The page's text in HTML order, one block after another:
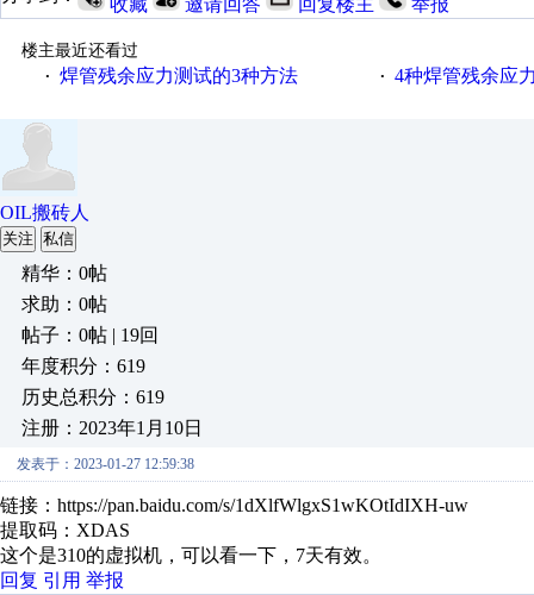
收藏 邀请回答 回复楼主 举报
楼主最近还看过
· 焊管残余应力测试的3种方法 · 4种焊管残余应
OIL搬砖人
关注 私信
精华：0帖
求助：0帖
帖子：0帖 | 19回
年度积分：619
历史总积分：619
注册：2023年1月10日
发表于：2023-01-27 12:59:38
链接：https://pan.baidu.com/s/1dXlfWlgxS1wKOtIdIXH-uw
提取码：XDAS
这个是310的虚拟机，可以看一下，7天有效。
回复 引用 举报